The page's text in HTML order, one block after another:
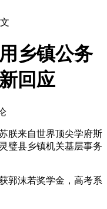
乡镇公务
回应
朕来自世界顶尖学府斯
璧县乡镇机关基层事务
郭沫若奖学金，高考系